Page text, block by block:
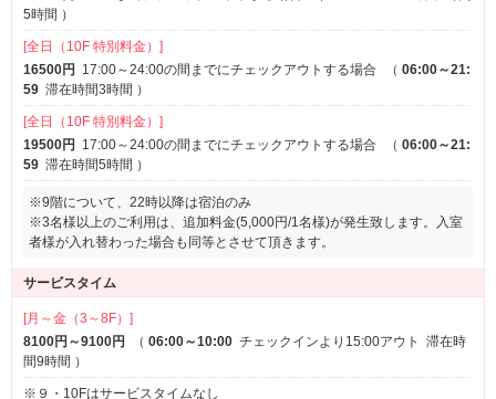
5時間 ）
[全日（10F 特別料金）]
16500円
17:00～24:00の間までにチェックアウトする場合 （ 06:00～21:
59 滞在時間3時間 ）
[全日（10F 特別料金）]
19500円
17:00～24:00の間までにチェックアウトする場合 （ 06:00～21:
59 滞在時間5時間 ）
※9階について、22時以降は宿泊のみ
※3名様以上のご利用は、追加料金(5,000円/1名様)が発生致します。入室
者様が入れ替わった場合も同等とさせて頂きます。
サービスタイム
[月～金（3～8F）]
8100円～9100円
（ 06:00～10:00 チェックインより15:00アウト
滞在時
間9時間 ）
※９・10Fはサービスタイムなし